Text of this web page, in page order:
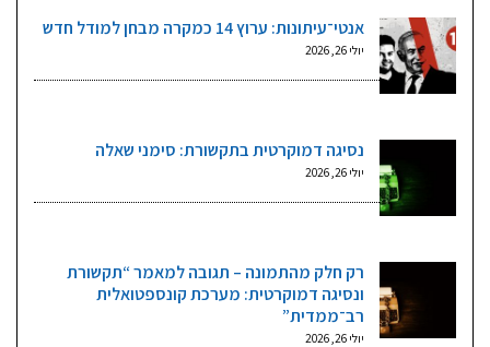
אנטי־עיתונות: ערוץ 14 כמקרה מבחן למודל חדש
יולי 26, 2026
נסיגה דמוקרטית בתקשורת: סימני שאלה
יולי 26, 2026
רק חלק מהתמונה – תגובה למאמר “תקשורת
ונסיגה דמוקרטית: מערכת קונספטואלית
רב־ממדית”
יולי 26, 2026